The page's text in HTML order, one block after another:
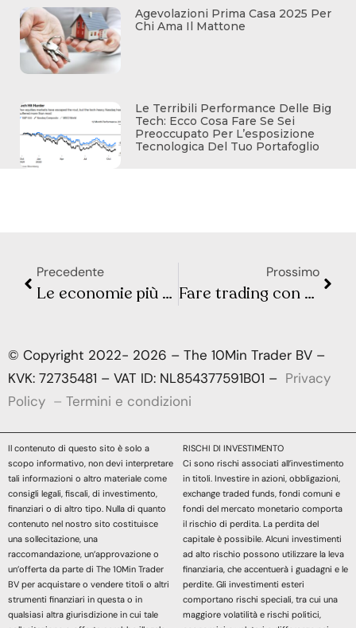
Agevolazioni Prima Casa 2025 Per
Chi Ama Il Mattone
Le Terribili Performance Delle Big
Tech: Ecco Cosa Fare Se Sei
Preoccupato Per L’esposizione
Tecnologica Del Tuo Portafoglio
Precedente
Le economie più grandi e piccole del mondo
Prossimo
Fare trading con gli indicatori: perché perdi soldi?
© Copyright 2022- 2026 – The 10Min Trader BV –
KVK: 72735481 – VAT ID: NL854377591B01 – Privacy
Policy – Termini e condizioni
Il contenuto di questo sito è solo a
scopo informativo, non devi interpretare
tali informazioni o altro materiale come
consigli legali, fiscali, di investimento,
finanziari o di altro tipo. Nulla di quanto
contenuto nel nostro sito costituisce
una sollecitazione, una
raccomandazione, un’approvazione o
un’offerta da parte di The 10Min Trader
BV per acquistare o vendere titoli o altri
strumenti finanziari in questa o in
qualsiasi altra giurisdizione in cui tale
RISCHI DI INVESTIMENTO
Ci sono rischi associati all’investimento
in titoli. Investire in azioni, obbligazioni,
exchange traded funds, fondi comuni e
fondi del mercato monetario comporta
il rischio di perdita. La perdita del
capitale è possibile. Alcuni investimenti
ad alto rischio possono utilizzare la leva
finanziaria, che accentuerà i guadagni e le
perdite. Gli investimenti esteri
comportano rischi speciali, tra cui una
maggiore volatilità e rischi politici,